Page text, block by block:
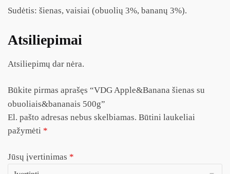
Sudėtis: šienas, vaisiai (obuolių 3%, bananų 3%).
Atsiliepimai
Atsiliepimų dar nėra.
Būkite pirmas aprašęs “VDG Apple&Banana šienas su
obuoliais&bananais 500g”
El. pašto adresas nebus skelbiamas. Būtini laukeliai
pažymėti *
Jūsų įvertinimas *